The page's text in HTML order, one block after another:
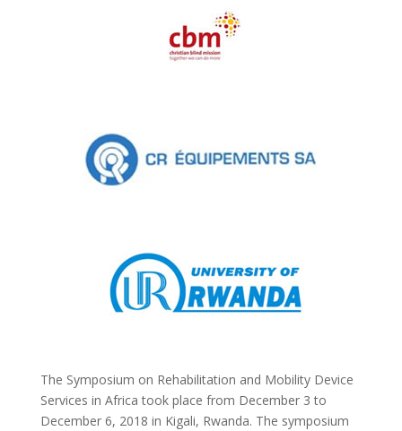
The Symposium on Rehabilitation and Mobility Device
Services in Africa took place from December 3 to
December 6, 2018 in Kigali, Rwanda. The symposium